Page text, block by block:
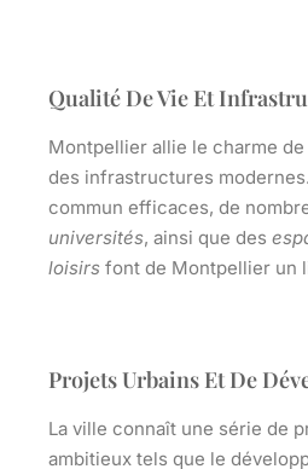
Qualité De Vie Et
Montpellier allie le charme
des infrastructures
commun efficaces, de
universités, ainsi que des
loisirs font de Montpellier un
Projets Urbains Et De
La ville connaît une série de
ambitieux tels que le